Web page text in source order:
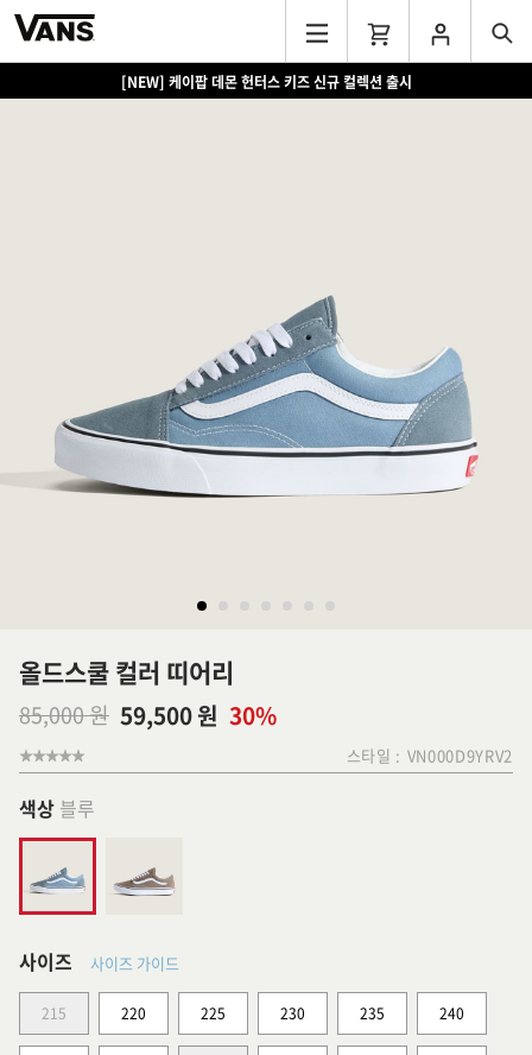
[NEW] 케이팝 데몬 헌터스 키즈 신규 컬렉션 출시
[EVENT] 15만원 이상 구매 시 쿨러백 증정
올드스쿨 컬러 띠어리
85,000 원 59,500 원 30%
스타일 : VN000D9YRV2
색상 블루
사이즈 사이즈 가이드
215 220 225 230 235 240